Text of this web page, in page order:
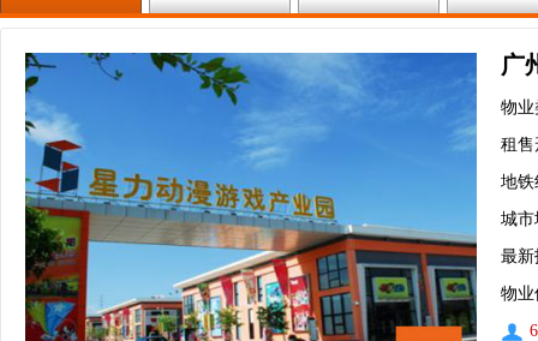
广
物业
租售
地铁
城
最新
物业